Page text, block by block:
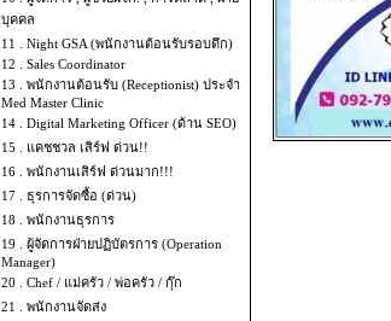
บุคคล
11 . Night GSA (พนักงานต้อนรับรอบดึก)
12 . Sales Coordinator
13 . พนักงานต้อนรับ (Receptionist) ประจำ
Med Master Clinic
14 . Digital Marketing Officer (ด้าน SEO)
15 .
แคชชวล เสิร์ฟ ด่วน!!
16 . พนักงานเสิร์ฟ ด่วนมาก!!!
17 .
ธุรการจัดซื้อ (ด่วน)
18 . พนักงานธุรการ
19 . ผู้จัดการฝ่ายปฏิบัตรการ (Operation
Manager)
20 . Chef / แม่ครัว / พ่อครัว / กุ๊ก
21 . พนักงานจัดส่ง